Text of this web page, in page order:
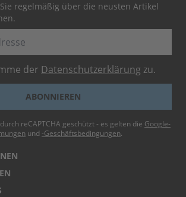
regelmäßig über die neusten Artikel
der Datenschutzerklärung zu.
ABONNIEREN
reCAPTCHA geschützt - es gelten die Google-
und -Geschäftsbedingungen.